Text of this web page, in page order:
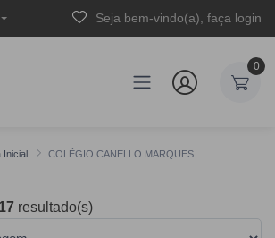
Seja bem-vindo(a), faça login
0
Inicial COLÉGIO CANELLO MARQUES
17 resultado(s)